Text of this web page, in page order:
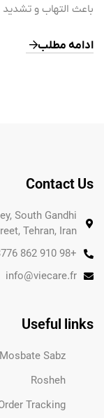
باعث التهاب و
ادامه مطلب
Contact Us
South Gandhi
Tehran, Iran
+98 910 862 3776
info@viecare.fr
Useful links
Mosbate Sabz
Rosheh
Tracking